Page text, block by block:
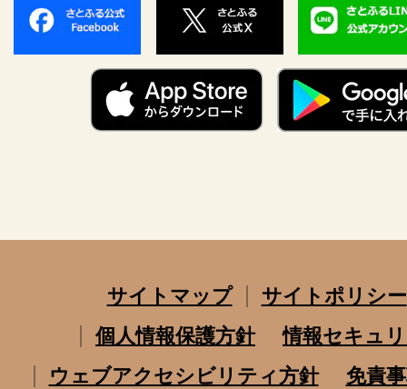
サイトマップ
サイトポリシー
個人情報保護方針
情報セキュ
ウェブアクセシビリティ方針
免責